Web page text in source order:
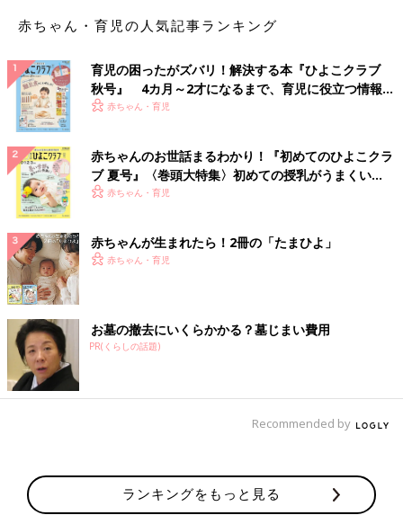
赤ちゃん・育児の人気記事ランキング
育児の困ったがズバリ！解決する本『ひよこクラブ
秋号』 4カ月～2才になるまで、育児に役立つ情報が
いっぱい！
赤ちゃん・育児
赤ちゃんのお世話まるわかり！『初めてのひよこクラ
ブ 夏号』〈巻頭大特集〉初めての授乳がうまくい
く！ おっぱい・ミルクの基本と夏のトラブル 解決テ
赤ちゃん・育児
赤ちゃんが生まれたら！2冊の「たまひよ」
赤ちゃん・育児
お墓の撤去にいくらかかる？墓じまい費用
PR(くらしの話題)
Recommended by
ランキングをもっと見る